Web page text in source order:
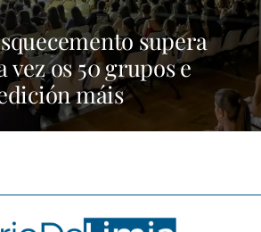
supera
os 50 grupos e
máis
| NOTICIAS XINZO